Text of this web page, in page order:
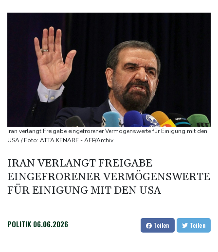
Nationaler Sicherheitsrat mit Merz tagt zu Drohnenvorfall in
Leipzig
Kabel der Deutschen Bahn beschädigt: Kölner Staatsschutz
ermittelt wegen Sabotage
Frankreichs Außenminister Barrot kündigt Reaktion auf russische
Wahlkampf-Einmischung an
Ein Viertel der Reisenden in Deutschland lässt sich Ziele von der
KI vorschlagen
Norwegens Fußball-Verband fordert Infantinos Rücktritt
Beugehaft für Lina E.
Verweigerter Dopingtest: NADA will Vierjahressperre für Ansah
Medien: Türkischer Präsident Erdogan zu Dreiergipfel in Saudi-
Iran verlangt Freigabe eingefrorener Vermögenswerte für Einigung mit den
USA / Foto: ATTA KENARE - AFP/Archiv
IRAN VERLANGT FREIGABE
EINGEFRORENER VERMÖGENSWERTE
FÜR EINIGUNG MIT DEN USA
POLITIK 06.06.2026 Teilen Teilen